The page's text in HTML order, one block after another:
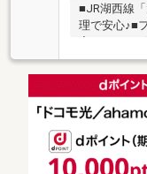
■JR湖西線
理で安心♪■
月中旬リフ
レ新調 フロ
下）、クッ
ロアタイル
日当たり良
にお問い合